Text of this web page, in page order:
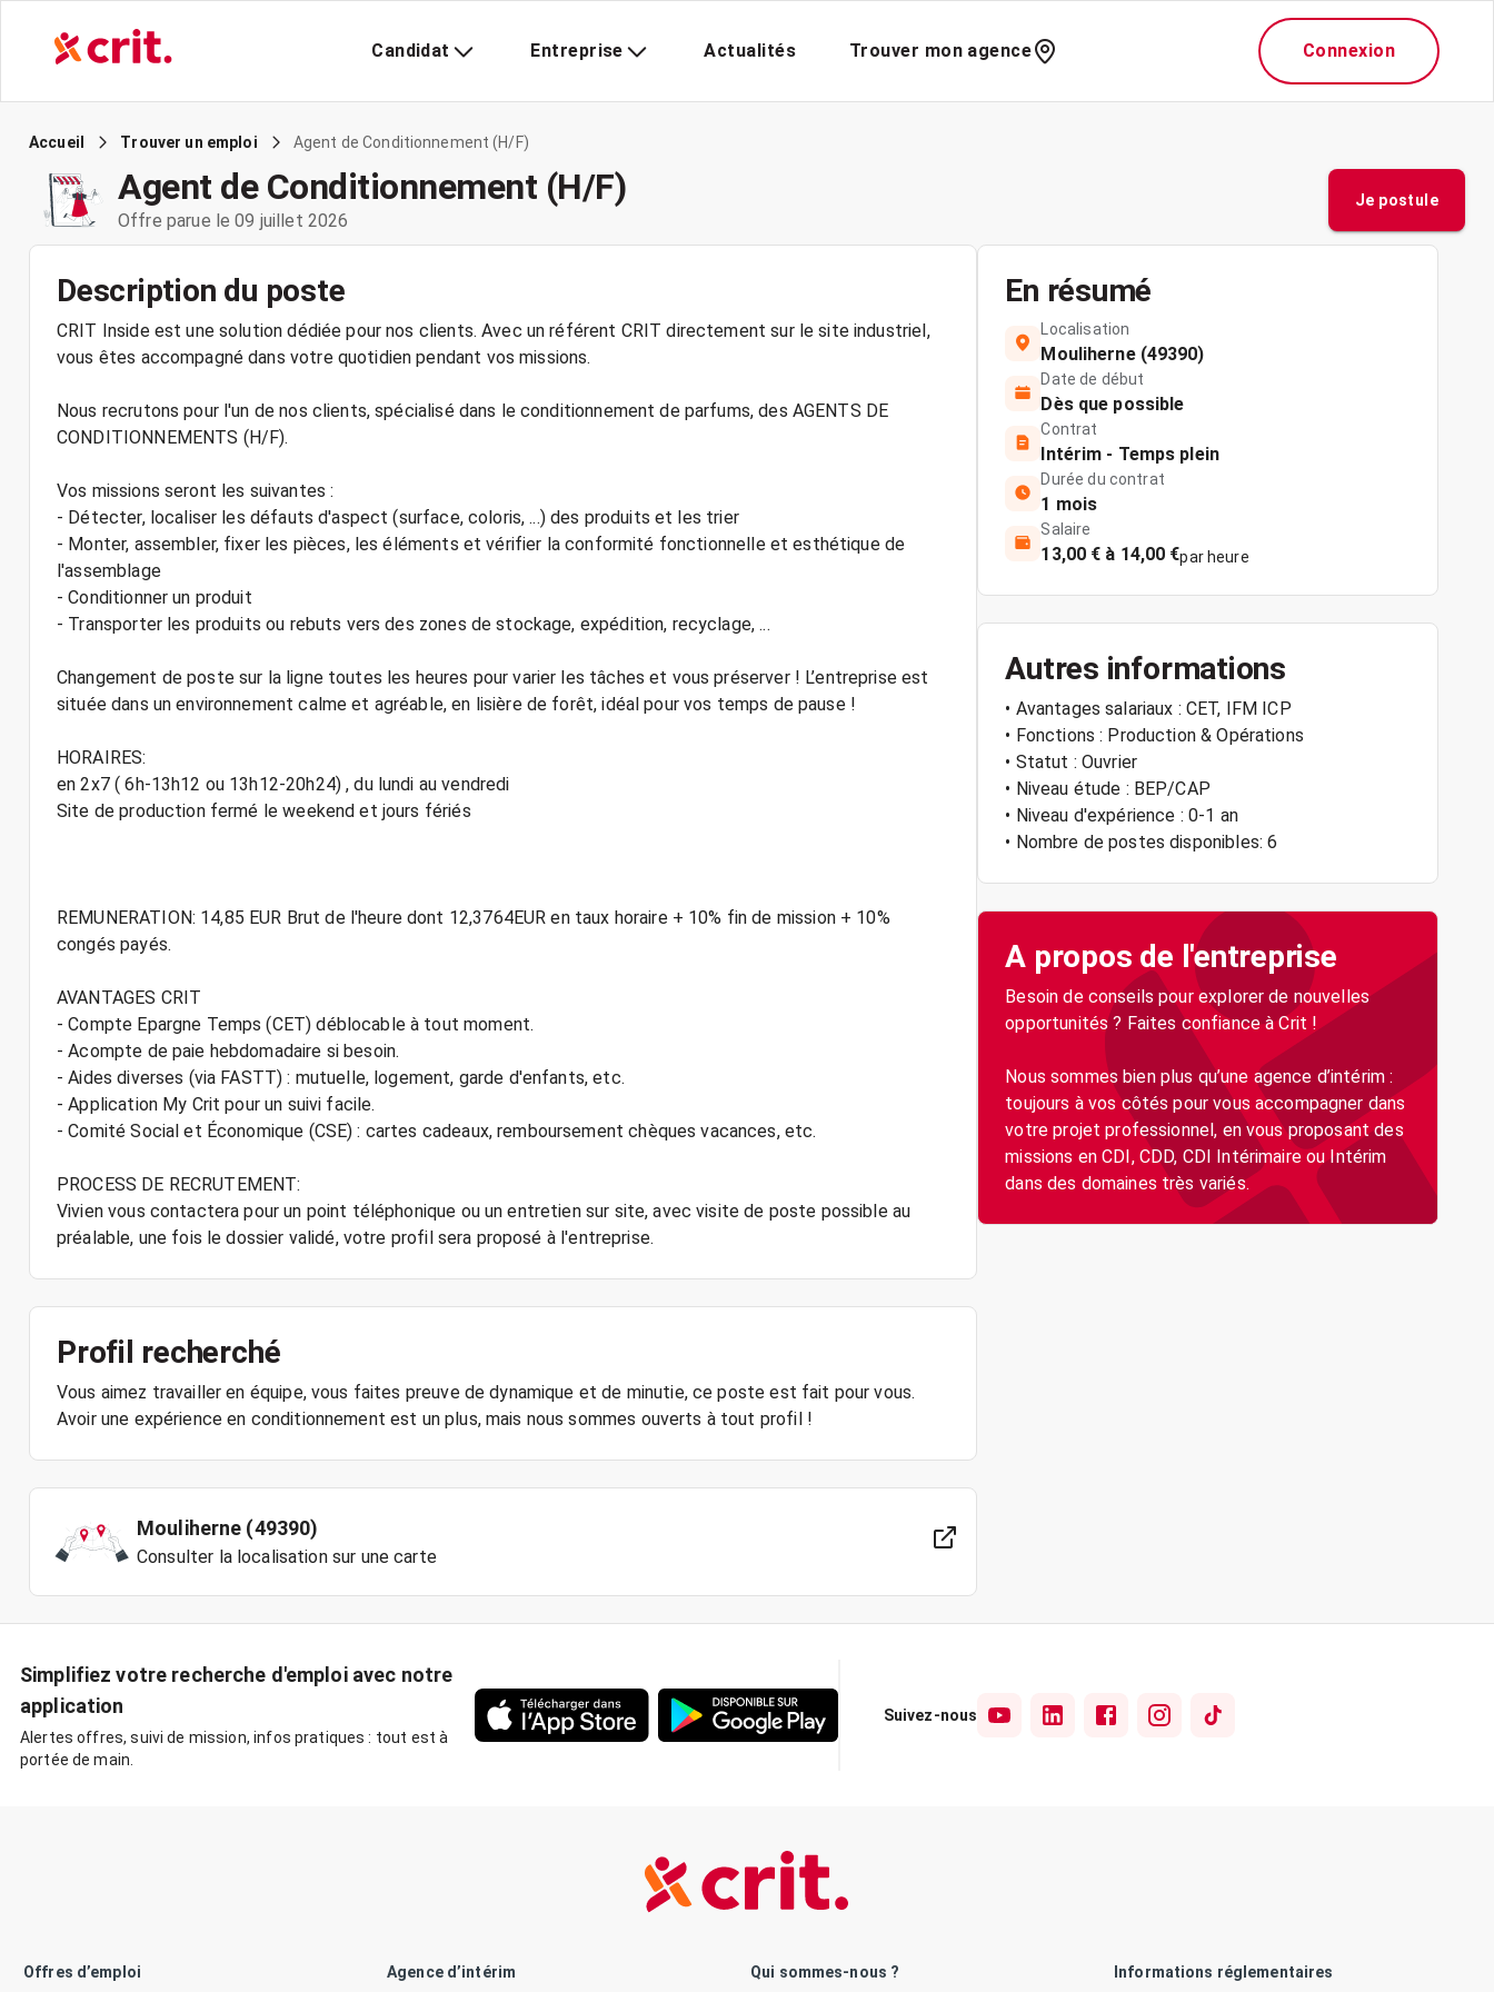
Candidat Entreprise Actualités Trouver mon agence Connexion
Accueil Trouver un emploi Agent de Conditionnement (H/F)
Agent de Conditionnement (H/F)
Offre parue le 09 juillet 2026
Je postule
Description du poste
CRIT Inside est une solution dédiée pour nos clients. Avec un référent CRIT directement sur le site industriel,
vous êtes accompagné dans votre quotidien pendant vos missions.
Nous recrutons pour l'un de nos clients, spécialisé dans le conditionnement de parfums, des AGENTS DE
CONDITIONNEMENTS (H/F).
Vos missions seront les suivantes :
- Détecter, localiser les défauts d'aspect (surface, coloris, ...) des produits et les trier
- Monter, assembler, fixer les pièces, les éléments et vérifier la conformité fonctionnelle et esthétique de
l'assemblage
- Conditionner un produit
- Transporter les produits ou rebuts vers des zones de stockage, expédition, recyclage, ...
Changement de poste sur la ligne toutes les heures pour varier les tâches et vous préserver ! L’entreprise est
située dans un environnement calme et agréable, en lisière de forêt, idéal pour vos temps de pause !
HORAIRES:
en 2x7 ( 6h-13h12 ou 13h12-20h24) , du lundi au vendredi
Site de production fermé le weekend et jours fériés
REMUNERATION: 14,85 EUR Brut de l'heure dont 12,3764EUR en taux horaire + 10% fin de mission + 10%
congés payés.
AVANTAGES CRIT
- Compte Epargne Temps (CET) déblocable à tout moment.
- Acompte de paie hebdomadaire si besoin.
- Aides diverses (via FASTT) : mutuelle, logement, garde d'enfants, etc.
- Application My Crit pour un suivi facile.
- Comité Social et Économique (CSE) : cartes cadeaux, remboursement chèques vacances, etc.
PROCESS DE RECRUTEMENT:
Vivien vous contactera pour un point téléphonique ou un entretien sur site, avec visite de poste possible au
préalable, une fois le dossier validé, votre profil sera proposé à l'entreprise.
Profil recherché
Vous aimez travailler en équipe, vous faites preuve de dynamique et de minutie, ce poste est fait pour vous.
Mouliherne (49390)
Consulter la localisation sur une carte
En résumé
Localisation
Mouliherne (49390)
Date de début
Dès que possible
Contrat
Intérim - Temps plein
Durée du contrat
1 mois
Salaire
13,00 € à 14,00 €par heure
Autres informations
• Avantages salariaux : CET, IFM ICP
• Fonctions : Production & Opérations
• Statut : Ouvrier
• Niveau étude : BEP/CAP
• Niveau d'expérience : 0-1 an
• Nombre de postes disponibles: 6
A propos de l'entreprise
Besoin de conseils pour explorer de nouvelles
opportunités ? Faites confiance à Crit !
Nous sommes bien plus qu’une agence d’intérim :
toujours à vos côtés pour vous accompagner dans
votre projet professionnel, en vous proposant des
missions en CDI, CDD, CDI Intérimaire ou Intérim
dans des domaines très variés.
Simplifiez votre recherche d'emploi avec notre
application
Alertes offres, suivi de mission, infos pratiques : tout est à
portée de main.
Suivez-nous
Offres d’emploi Agence d’intérim Qui sommes-nous ? Informations réglementaires